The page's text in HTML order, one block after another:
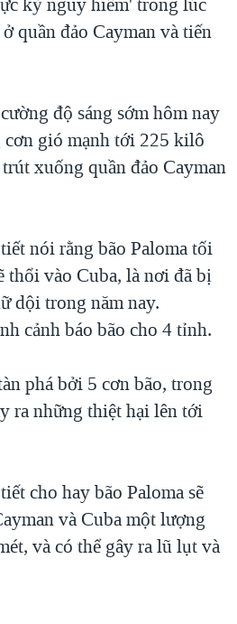
TẠI DẢI GAZA
ĐƯỜNG
HẠ 'BÊN THẮNG CUỘC'
VÀ NAY
AFGHANISTAN
KIM TẠI VIỆT NAM
PHỦ VIỆT NAM
VỌNG TỪ NÔNG THÔN MỸ
quần đảo Cayman và tiến
độ sáng sớm hôm nay
gió mạnh tới 225 kilô
xuống quần đảo Cayman
nói rằng bão Paloma tối
thổi vào Cuba, là nơi đã bị
dội trong năm nay.
cảnh báo bão cho 4 tỉnh.
phá bởi 5 cơn bão, trong
ra những thiệt hại lên tới
cho hay bão Paloma sẽ
và Cuba một lượng
và có thể gây ra lũ lụt và